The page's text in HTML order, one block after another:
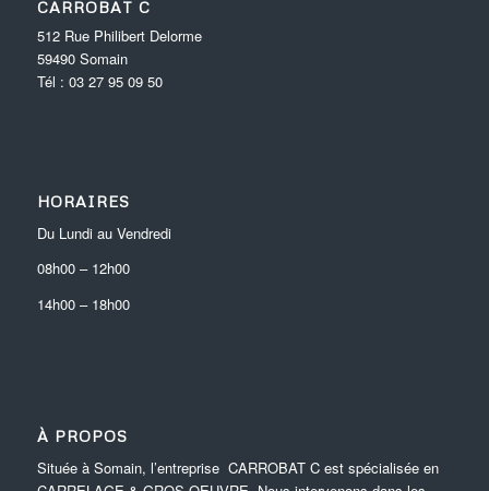
CARROBAT C
512 Rue Philibert Delorme
59490 Somain
Tél : 03 27 95 09 50
HORAIRES
Du Lundi au Vendredi
08h00 – 12h00
14h00 – 18h00
À PROPOS
Située à Somain, l’entreprise CARROBAT C est spécialisée en